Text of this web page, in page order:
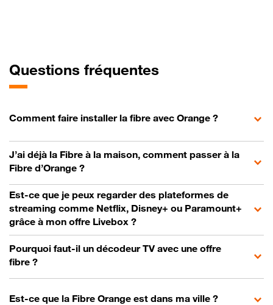
Questions fréquentes
Comment faire installer la fibre avec Orange ?
J’ai déjà la Fibre à la maison, comment passer à la
Fibre d’Orange ?
Est-ce que je peux regarder des plateformes de
streaming comme Netflix, Disney+ ou Paramount+
grâce à mon offre Livebox ?
Pourquoi faut-il un décodeur TV avec une offre
fibre ?
Est-ce que la Fibre Orange est dans ma ville ?